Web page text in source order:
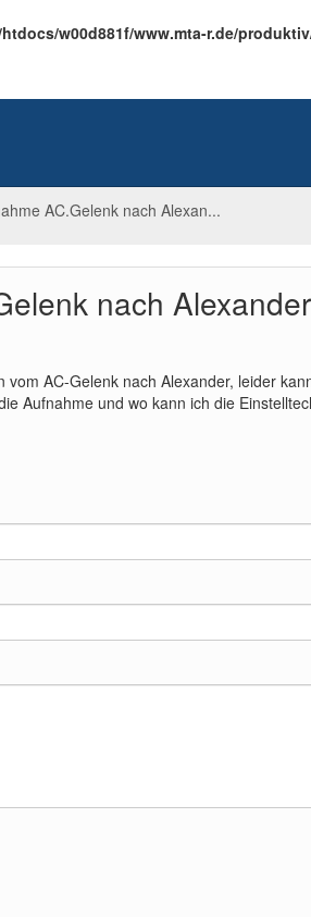
w00d881f/www.mta-r.de/
AC.Gelenk nach Alexan...
nach Alexander
AC-Gelenk nach Alexander, leider
Aufnahme und wo kann ich die